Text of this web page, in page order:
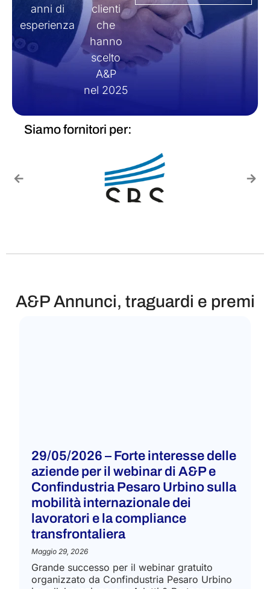
anni di
esperienza
clienti
che
hanno
scelto
A&P
nel 2025
Siamo fornitori per:
A&P Annunci, traguardi e premi​
29/05/2026 – Forte interesse delle
aziende per il webinar di A&P e
Confindustria Pesaro Urbino sulla
mobilità internazionale dei
lavoratori e la compliance
transfrontaliera
Maggio 29, 2026
Grande successo per il webinar gratuito
organizzato da Confindustria Pesaro Urbino